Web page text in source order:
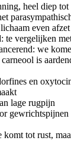
heel diep tot
even afzet
te vergelijken
we
is
en
lage rugpijn
komt tot rust,